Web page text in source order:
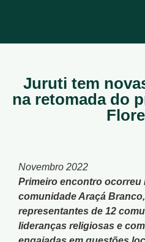
Juruti tem
na retomada do
Novembro 2022
Primeiro encontro ocorreu
comunidade Araçá
representantes de 12
lideranças religiosas e